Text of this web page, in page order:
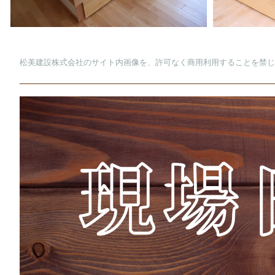
松美建設株式会社のサイト内画像を、許可なく商用利用することを禁